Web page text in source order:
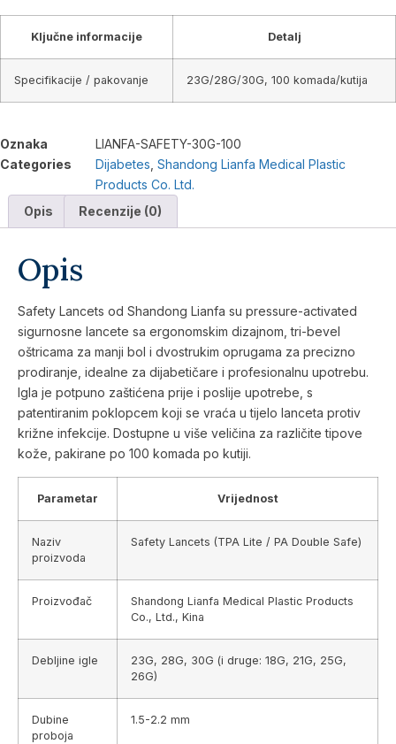
Ključne informacije Detalj
Specifikacije / pakovanje 23G/28G/30G, 100 komada/kutija
Oznaka
LIANFA-SAFETY-30G-100
Categories
Dijabetes Shandong Lianfa Medical Plastic
Products Co. Ltd.
Opis
Recenzije (0)
Opis
Safety Lancets od Shandong Lianfa su pressure-activated
sigurnosne lancete sa ergonomskim dizajnom, tri-bevel
oštricama za manji bol i dvostrukim oprugama za precizno
prodiranje, idealne za dijabetičare i profesionalnu upotrebu.
Igla je potpuno zaštićena prije i poslije upotrebe, s
patentiranim poklopcem koji se vraća u tijelo lanceta protiv
križne infekcije. Dostupne u više veličina za različite tipove
kože, pakirane po 100 komada po kutiji.
Parametar Vrijednost
Naziv
proizvoda
Safety Lancets (TPA Lite / PA Double Safe)
Proizvođač
Shandong Lianfa Medical Plastic Products
Co., Ltd., Kina
Debljine igle
23G, 28G, 30G (i druge: 18G, 21G, 25G,
26G)
Dubine
proboja
1.5-2.2 mm